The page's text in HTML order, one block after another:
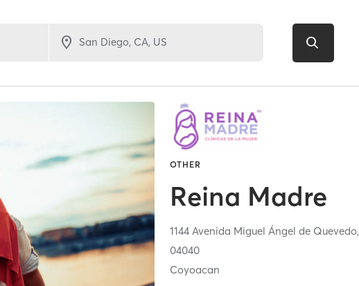
OTHER
Reina Madre
1144 Avenida Miguel Ángel de Quevedo,
04040
Coyoacan